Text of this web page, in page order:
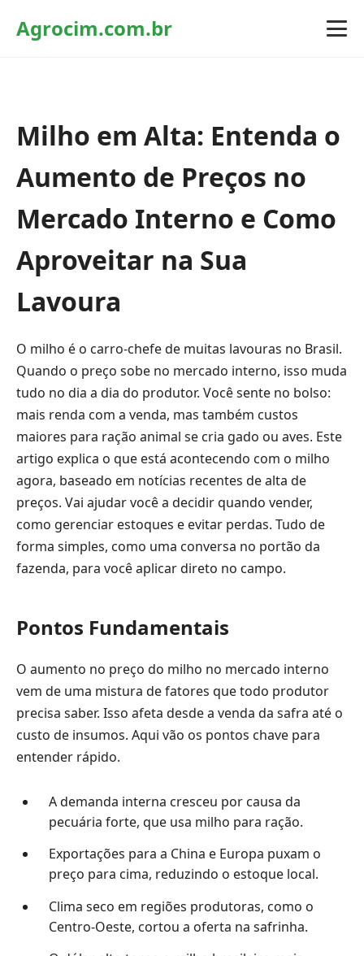
Agrocim.com.br
Milho em Alta: Entenda o
Aumento de Preços no
Mercado Interno e Como
Aproveitar na Sua
Lavoura
O milho é o carro-chefe de muitas lavouras no Brasil.
Quando o preço sobe no mercado interno, isso muda
tudo no dia a dia do produtor. Você sente no bolso:
mais renda com a venda, mas também custos
maiores para ração animal se cria gado ou aves. Este
artigo explica o que está acontecendo com o milho
agora, baseado em notícias recentes de alta de
preços. Vai ajudar você a decidir quando vender,
como gerenciar estoques e evitar perdas. Tudo de
forma simples, como uma conversa no portão da
fazenda, para você aplicar direto no campo.
Pontos Fundamentais
O aumento no preço do milho no mercado interno
vem de uma mistura de fatores que todo produtor
precisa saber. Isso afeta desde a venda da safra até o
custo de insumos. Aqui vão os pontos chave para
entender rápido.
A demanda interna cresceu por causa da
pecuária forte, que usa milho para ração.
Exportações para a China e Europa puxam o
preço para cima, reduzindo o estoque local.
Clima seco em regiões produtoras, como o
Centro-Oeste, cortou a oferta na safrinha.